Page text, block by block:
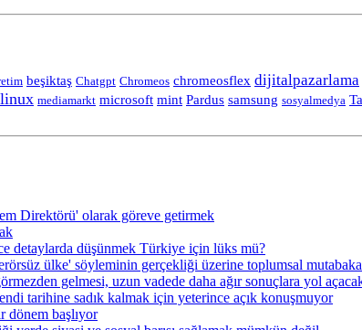
beşiktaş Chatgpt Chromeos chromeosflex dijitalpazarlama
linux mediamarkt microsoft mint Pardus samsung sosyalmedya
Direktörü' olarak göreve getirmek
detaylarda düşünmek Türkiye için lüks mü?
ülke' söyleminin gerçekliği üzerine toplumsal
gelmesi, uzun vadede daha ağır sonuçlara yol
tarihine sadık kalmak için yeterince açık konuşmuyor
dönem başlıyor